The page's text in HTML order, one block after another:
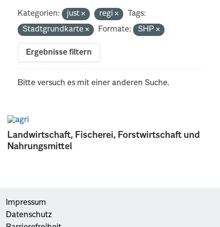
Landwirtschaft, Fischerei, Forstwirtschaft und
Nahrungsmittel
Kategorien: just regi
Tags:
Stadtgrundkarte
Formate: SHP
Ergebnisse filtern
Bitte versuch es mit einer anderen Suche.
Impressum
Datenschutz